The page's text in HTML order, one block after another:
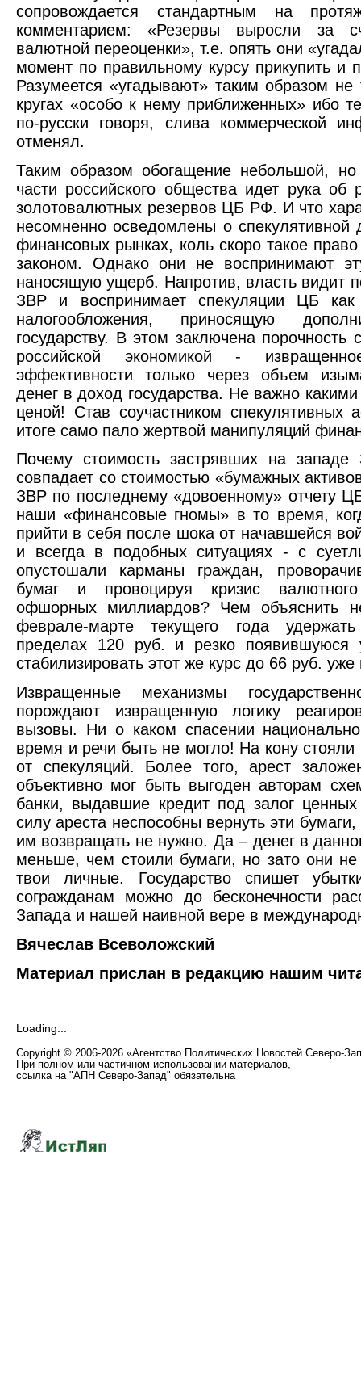
сопровождается стандартным на
комментарием: «Резервы выросли за
валютной переоценки», т.е. опять они
момент по правильному курсу прикупить и
Разумеется «угадывают» таким образом
кругах «особо к нему приближенных» ибо
по-русски говоря, слива коммерческой
отменял.
Таким образом обогащение небольшой, но
части российского общества идет рука об
золотовалютных резервов ЦБ РФ. И что
несомненно осведомлены о спекулятивной
финансовых рынках, коль скоро такое
законом. Однако они не воспринимают
наносящую ущерб. Напротив, власть видит
ЗВР и воспринимает спекуляции ЦБ как
налогообложения, приносящую
государству. В этом заключена порочность
российской экономикой -
эффективности только через объем
денег в доход государства. Не важно
ценой! Став соучастником спекулятивных
итоге само пало жертвой манипуляций
Почему стоимость застрявших на западе
совпадает со стоимостью «бумажных
ЗВР по последнему «довоенному» отчету
наши «финансовые гномы» в то время,
прийти в себя после шока от начавшейся
и всегда в подобных ситуациях - с
опустошали карманы граждан,
бумаг и провоцируя кризис
офшорных миллиардов? Чем объяснить
феврале-марте текущего года
пределах 120 руб. и резко появившуюся
стабилизировать этот же курс до 66 руб.
Извращенные механизмы
порождают извращенную логику
вызовы. Ни о каком спасении
время и речи быть не могло! На кону
от спекуляций. Более того, арест
объективно мог быть выгоден авторам
банки, выдавшие кредит под залог ценных
силу ареста неспособны вернуть эти
им возвращать не нужно. Да – денег в
меньше, чем стоили бумаги, но зато они не
твои личные. Государство спишет
согражданам можно до бесконечности
Запада и нашей наивной вере в
Вячеслав Всеволожский
Материал прислан в редакцию нашим
Loading...
Copyright © 2006-2026 «Агентство Политических Новостей Северо-
При полном или частичном использовании материалов,
ссылка на "АПН Северо-Запад" обязательна